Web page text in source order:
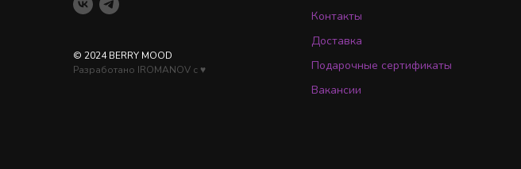
© 2024 BERRY MOOD
Разработано IROMANOV с ♥
Контакты
Доставка
Подарочные сертификаты
Вакансии